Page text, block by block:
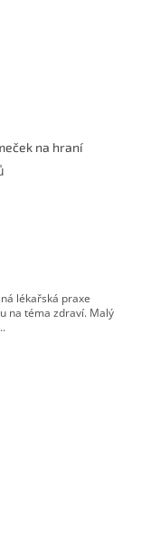
na hraní
lékařská praxe
na téma zdraví. Malý